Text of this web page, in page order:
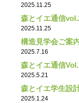
2025.11.25
森とイエ通信
2025.11.25
構造見学会ご案
2025.7.16
森とイエ通信
2025.5.21
森とイエ学生設
2025.1.24